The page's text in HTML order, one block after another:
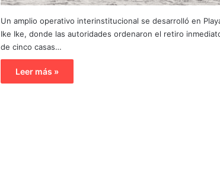
Un amplio operativo interinstitucional se desarrolló en
Ike Ike, donde las autoridades ordenaron el retiro
de cinco casas…
Leer más »